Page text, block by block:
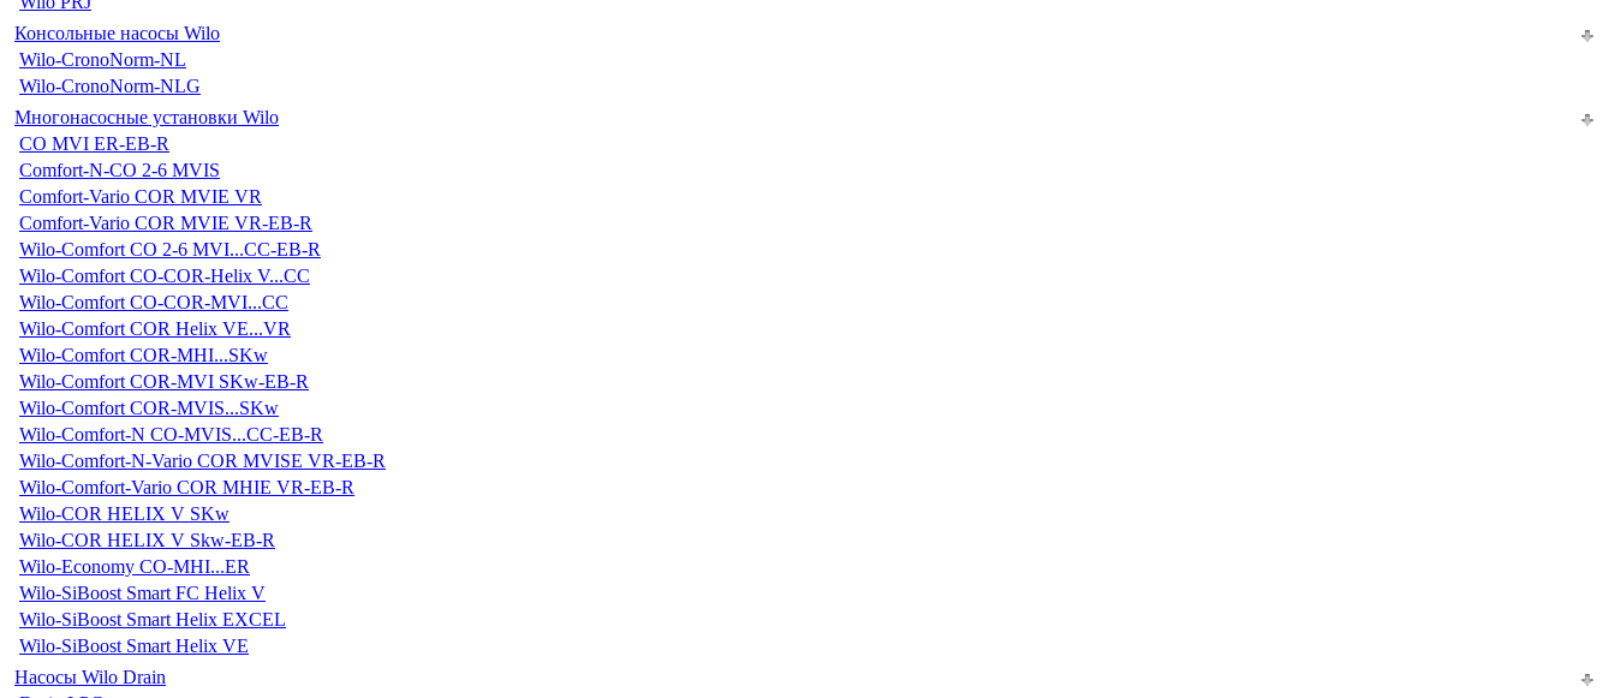
Консольные насосы Wilo
Wilo-CronoNorm-NL
Wilo-CronoNorm-NLG
Многонасосные установки Wilo
CO MVI ER-EB-R
Comfort-N-CO 2-6 MVIS
Comfort-Vario COR MVIE VR
Comfort-Vario COR MVIE VR-EB-R
Wilo-Comfort CO 2-6 MVI...CC-EB-R
Wilo-Comfort CO-COR-Helix V...CC
Wilo-Comfort CO-COR-MVI...CC
Wilo-Comfort COR Helix VE...VR
Wilo-Comfort COR-MHI...SKw
Wilo-Comfort COR-MVI SKw-EB-R
Wilo-Comfort COR-MVIS...SKw
Wilo-Comfort-N CO-MVIS...CC-EB-R
Wilo-Comfort-N-Vario COR MVISE VR-EB-R
Wilo-Comfort-Vario COR MHIE VR-EB-R
Wilo-COR HELIX V SKw
Wilo-COR HELIX V Skw-EB-R
Wilo-Economy CO-MHI...ER
Wilo-SiBoost Smart FC Helix V
Wilo-SiBoost Smart Helix EXCEL
Wilo-SiBoost Smart Helix VE
Насосы Wilo Drain